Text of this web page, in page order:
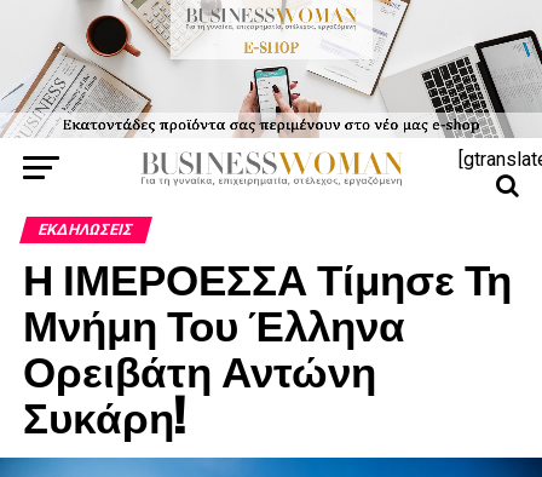
ΕΚΔΗΛΏΣΕΙΣ
Η ΙΜΕΡΟΕΣΣΑ Τίμησε Τη
Μνήμη Του Έλληνα
Ορειβάτη Αντώνη
Συκάρη!